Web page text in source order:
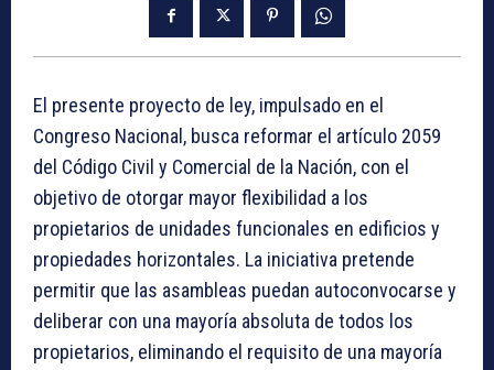
El presente proyecto de ley, impulsado en el
Congreso Nacional, busca reformar el artículo 2059
del Código Civil y Comercial de la Nación, con el
objetivo de otorgar mayor flexibilidad a los
propietarios de unidades funcionales en edificios y
propiedades horizontales. La iniciativa pretende
permitir que las asambleas puedan autoconvocarse y
deliberar con una mayoría absoluta de todos los
propietarios, eliminando el requisito de una mayoría